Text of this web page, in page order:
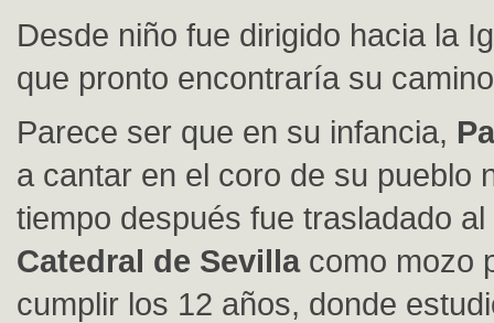
Desde niño fue dirigido hacia la
que pronto encontraría su
Parece ser que en su infancia,
a cantar en el coro de su pueblo
tiempo después fue trasladado
Catedral de Sevillacomo mozo
cumplir los 12 años, donde